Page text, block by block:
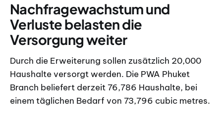
Nachfragewachstum und
Verluste belasten die
Versorgung weiter
Durch die Erweiterung sollen zusätzlich 20,000
Haushalte versorgt werden. Die PWA Phuket
Branch beliefert derzeit 76,786 Haushalte, bei
einem täglichen Bedarf von 73,796 cubic metres.